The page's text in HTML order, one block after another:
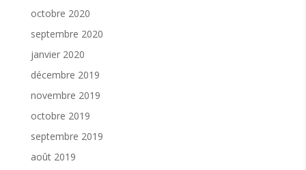
octobre 2020
septembre 2020
janvier 2020
décembre 2019
novembre 2019
octobre 2019
septembre 2019
août 2019